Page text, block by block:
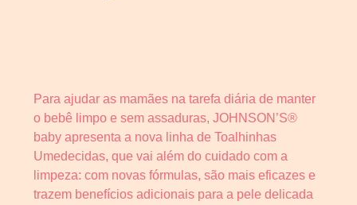
Para ajudar as mamães na tarefa diária de manter
o bebê limpo e sem assaduras, JOHNSON’S®
baby apresenta a nova linha de Toalhinhas
Umedecidas, que vai além do cuidado com a
limpeza: com novas fórmulas, são mais eficazes e
trazem benefícios adicionais para a pele delicada